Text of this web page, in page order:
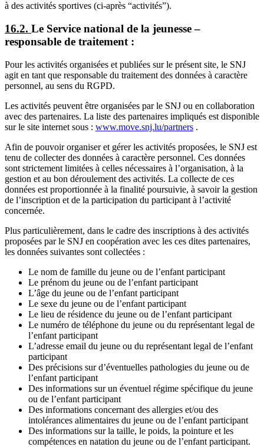
à des activités sportives (ci-après “activités”).
16.2. Le Service national de la jeunesse –
responsable de traitement :
Pour les activités organisées et publiées sur le présent site, le SNJ
agit en tant que responsable du traitement des données à caractère
personnel, au sens du RGPD.
Les activités peuvent être organisées par le SNJ ou en collaboration
avec des partenaires. La liste des partenaires impliqués est disponible
sur le site internet sous : www.move.snj.lu/partners .
Afin de pouvoir organiser et gérer les activités proposées, le SNJ est
tenu de collecter des données à caractère personnel. Ces données
sont strictement limitées à celles nécessaires à l’organisation, à la
gestion et au bon déroulement des activités. La collecte de ces
données est proportionnée à la finalité poursuivie, à savoir la gestion
de l’inscription et de la participation du participant à l’activité
concernée.
Plus particulièrement, dans le cadre des inscriptions à des activités
proposées par le SNJ en coopération avec les ces dites partenaires,
les données suivantes sont collectées :
Le nom de famille du jeune ou de l’enfant participant
Le prénom du jeune ou de l’enfant participant
L’âge du jeune ou de l’enfant participant
Le sexe du jeune ou de l’enfant participant
Le lieu de résidence du jeune ou de l’enfant participant
Le numéro de téléphone du jeune ou du représentant legal de
l’enfant participant
L’adresse email du jeune ou du représentant legal de l’enfant
participant
Des précisions sur d’éventuelles pathologies du jeune ou de
l’enfant participant
Des informations sur un éventuel régime spécifique du jeune
ou de l’enfant participant
Des informations concernant des allergies et/ou des
intolérances alimentaires du jeune ou de l’enfant participant
Des informations sur la taille, le poids, la pointure et les
compétences en natation du jeune ou de l’enfant participant.